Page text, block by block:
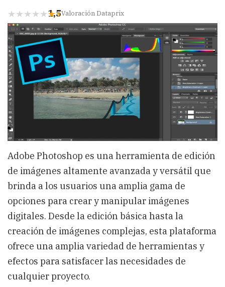
1,5Valoración Dataprix
Adobe Photoshop es una herramienta de edición
de imágenes altamente avanzada y versátil que
brinda a los usuarios una amplia gama de
opciones para crear y manipular imágenes
digitales. Desde la edición básica hasta la
creación de imágenes complejas, esta plataforma
ofrece una amplia variedad de herramientas y
efectos para satisfacer las necesidades de
cualquier proyecto.